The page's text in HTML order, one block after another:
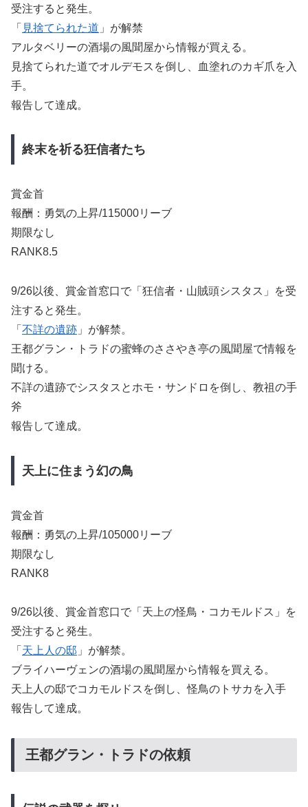
受注すると発生。
「 見捨てられた道 」が解禁
アルタベリーの酒場の風聞屋から情報が買える。
見捨てられた道でオルデモスを倒し、血塗れのカギ爪を入
手。
報告して達成。
終末を祈る狂信者たち
賞金首
報酬：勇気の上昇/115000リーブ
期限なし
RANK8.5
9/26以後、賞金首窓口で「狂信者・山賊頭シスタス」を受
注すると発生。
「 不詳の遺跡 」が解禁。
王都グラン・トラドの蜜蜂のささやき亭の風聞屋で情報を
聞ける。
不詳の遺跡でシスタスとホモ・サンドロを倒し、教祖の手
斧
報告して達成。
天上に住まう幻の鳥
賞金首
報酬：勇気の上昇/105000リーブ
期限なし
RANK8
9/26以後、賞金首窓口で「天上の怪鳥・コカモルドス」を
受注すると発生。
「 天上人の邸 」が解禁。
ブライハーヴェンの酒場の風聞屋から情報を買える。
天上人の邸でコカモルドスを倒し、怪鳥のトサカを入手
報告して達成。
王都グラン・トラドの依頼